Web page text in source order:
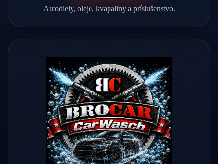
Autodiely, oleje, kvapaliny a príslušenstvo.